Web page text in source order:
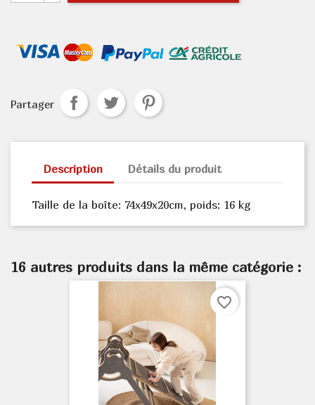
Partager
Description Détails du produit
Taille de la boîte: 74x49x20cm, poids: 16 kg
16 autres produits dans la même catégorie :
favorite_border